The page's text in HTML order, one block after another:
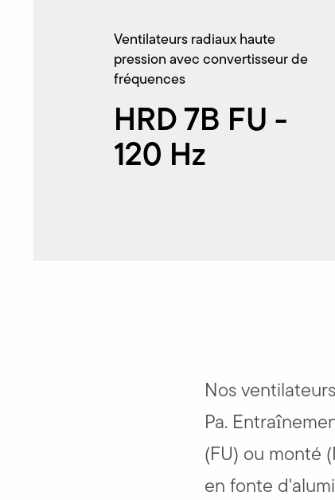
Ventilateurs radiaux haute
pression avec convertisseur de
fréquences
HRD 7B FU -
120 Hz
Nos
Pa.
(FU) ou monté
en fonte